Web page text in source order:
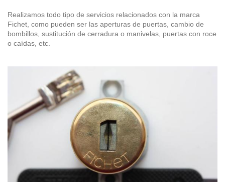
Realizamos todo tipo de servicios relacionados con la marca
Fichet, como pueden ser las aperturas de puertas, cambio de
bombillos, sustitución de cerradura o manivelas, puertas con roce
o caídas, etc.